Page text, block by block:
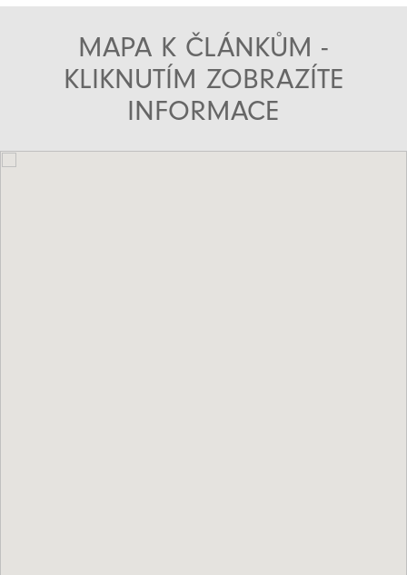
MAPA K ČLÁNKŮM -
KLIKNUTÍM ZOBRAZÍTE
INFORMACE